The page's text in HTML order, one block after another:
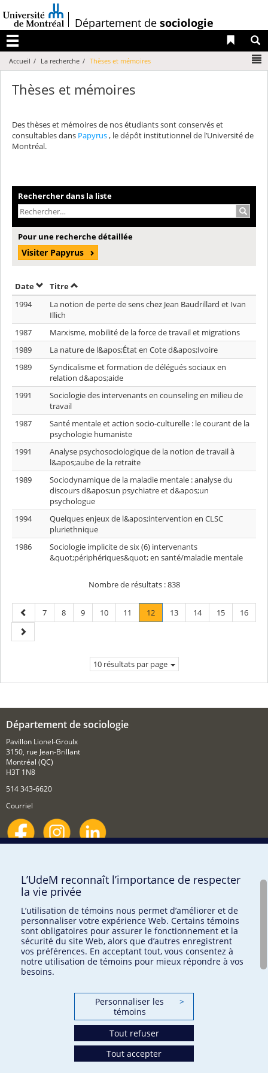
au
contenu
/
Département de sociologie
Menu
Liens
Accueil La recherche Thèses et mémoires
Thèses et mémoires
Des thèses et mémoires de nos étudiants sont conservés et
consultables dans Papyrus, le dépôt institutionnel de l’Université de
Montréal.
Rechercher dans la liste
Pour une recherche détaillée
Visiter Papyrus
DateTrier par date en ordre décroissant
TitreTrier par titre en ordre décroissant
1994
La notion de perte de sens chez Jean Baudrillard et Ivan
Illich
1987
Marxisme, mobilité de la force de travail et migrations
1989
La nature de l&apos;État en Cote d&apos;Ivoire
1989
Syndicalisme et formation de délégués sociaux en
relation d&apos;aide
1991
Sociologie des intervenants en counseling en milieu de
travail
1987
Santé mentale et action socio-culturelle : le courant de la
psychologie humaniste
1991
Analyse psychosociologique de la notion de travail à
l&apos;aube de la retraite
1989
Sociodynamique de la maladie mentale : analyse du
discours d&apos;un psychiatre et d&apos;un
psychologue
1994
Quelques enjeux de l&apos;intervention en CLSC
pluriethnique
1986
Sociologie implicite de six (6) intervenants
&quot;périphériques&quot; en santé/maladie mentale
Nombre de résultats :838
Page
précédente
Page
7 Page
8 Page
9 Page
10 Page
11 Page
12.
Page
Page
13 Page
14 Page
15 Page
16
Page
suivante
10 résultats par page
Département de sociologie
Pavillon Lionel-Groulx
3150, rue Jean-Brillant
Montréal (QC)
H3T 1N8
514 343-6620
Courriel
Comment soutenir le Département?
BESOIN D'AIDE?
Plan du site
Signaler une erreur
Accessibilité
FACULTÉ DES ARTS ET DES SCIENCES
Nos programmes et cours
L’UdeM reconnaît l’importance de respecter
la vie privée
L’utilisation de témoins nous permet d’améliorer et de
personnaliser votre expérience Web. Certains témoins
sont obligatoires pour assurer le fonctionnement et la
sécurité du site Web, alors que d’autres enregistrent
vos préférences. En acceptant tout, vous consentez à
notre utilisation de témoins pour mieux répondre à vos
besoins.
Personnaliser les
témoins
>
Tout refuser
Tout accepter